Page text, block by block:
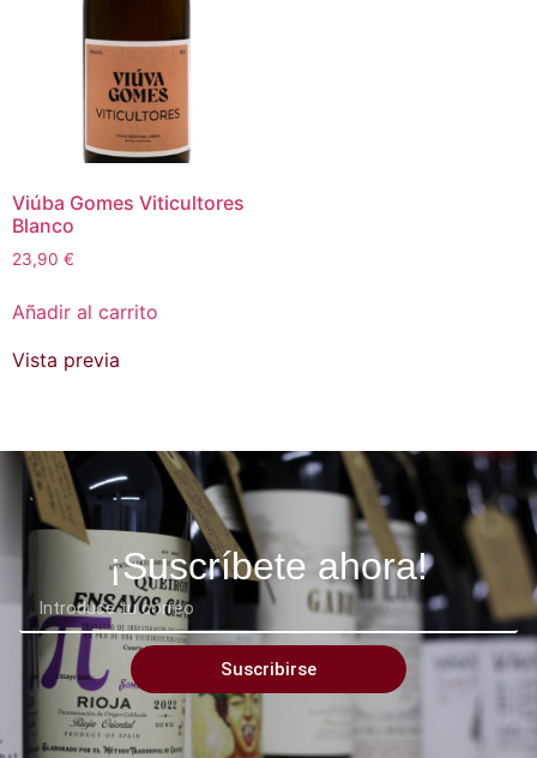
Viúba Gomes Viticultores
Blanco
23,90 €
Añadir al carrito
Vista previa
¡Suscríbete ahora!
Suscribirse